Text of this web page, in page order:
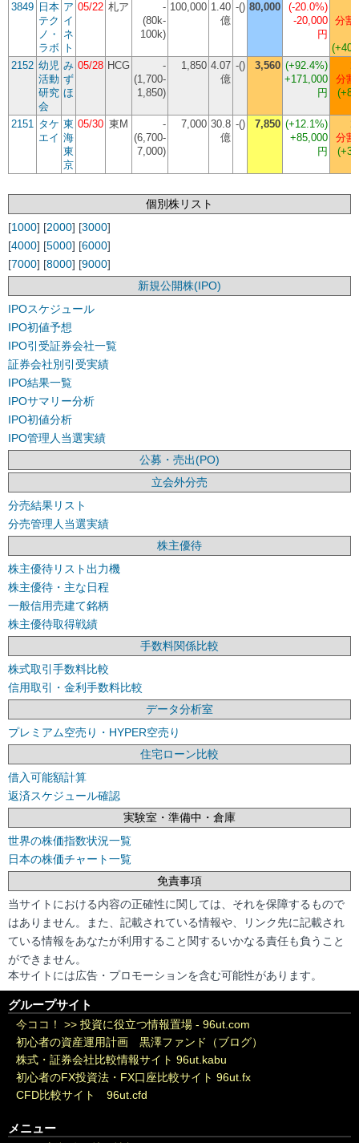
3849 日本
テク
ノ・
ラボ
ア
イ
ネ
ト
05/22 札ア
-
(80k-
100k)
100,000 1.40
億
-() 80,000 (-20.0%)
-20,000
円
分割
2152 幼児
活動
研究
会
み
ず
ほ
05/28 HCG
-
(1,700-
1,850)
1,850 4.07
億
-() 3,560 (+92.4%)
+171,000
円
分割
2151 タケ
エイ
東
海
東
京
05/30 東M
-
(6,700-
7,000)
7,000 30.8
億
-() 7,850 (+12.1%)
+85,000
円
分割
個別株リスト
[1000] [2000] [3000]
[4000] [5000] [6000]
[7000] [8000] [9000]
新規公開株(IPO)
IPOスケジュール
IPO初値予想
IPO引受証券会社一覧
証券会社別引受実績
IPO結果一覧
IPOサマリー分析
IPO初値分析
IPO管理人当選実績
公募・売出(PO)
立会外分売
分売結果リスト
分売管理人当選実績
株主優待
株主優待リスト出力機
株主優待・主な日程
一般信用売建て銘柄
株主優待取得戦績
手数料関係比較
株式取引手数料比較
信用取引・金利手数料比較
データ分析室
プレミアム空売り・HYPER空売り
住宅ローン比較
借入可能額計算
返済スケジュール確認
実験室・準備中・倉庫
世界の株価指数状況一覧
日本の株価チャート一覧
免責事項
当サイトにおける内容の正確性に関しては、それを保障するもので
はありません。また、記載されている情報や、リンク先に記載され
ている情報をあなたが利用すること関するいかなる責任も負うこと
ができません。
本サイトには広告・プロモーションを含む可能性があります。
グループサイト
今ココ！ >> 投資に役立つ情報置場 - 96ut.com
初心者の資産運用計画 黒澤ファンド（ブログ）
株式・証券会社比較情報サイト 96ut.kabu
初心者のFX投資法・FX口座比較サイト 96ut.fx
CFD比較サイト 96ut.cfd
メニュー